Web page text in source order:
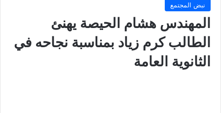
نبض المجتمع
المهندس هشام الحيصة يهنئ
الطالب كرم زياد بمناسبة نجاحه في
الثانوية العامة